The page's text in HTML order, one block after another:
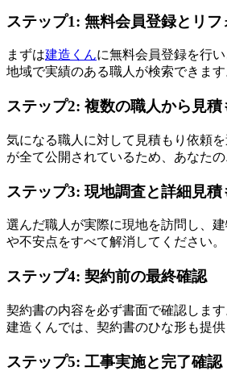
ステップ1: 無料会員登録とリ
まずは建造くんに無料会員登録を行
地域で実績のある職人が検索できます
ステップ2: 複数の職人から見積
気になる職人に対して見積もり依頼
が全て公開されているため、あなた
ステップ3: 現地調査と詳細見積
選んだ職人が実際に現地を訪問し、
や不安点をすべて解消してください。
ステップ4: 契約前の最終確認
契約書の内容を必ず書面で確認しま
建造くんでは、契約書のひな形も提
ステップ5: 工事実施と完了確認